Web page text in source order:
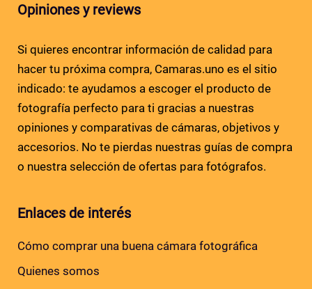
Opiniones y reviews
Si quieres encontrar información de calidad para
hacer tu próxima compra, Camaras.uno es el sitio
indicado: te ayudamos a escoger el producto de
fotografía perfecto para ti gracias a nuestras
opiniones y comparativas de cámaras, objetivos y
accesorios. No te pierdas nuestras guías de compra
o nuestra selección de ofertas para fotógrafos.
Enlaces de interés
Cómo comprar una buena cámara fotográfica
Quienes somos